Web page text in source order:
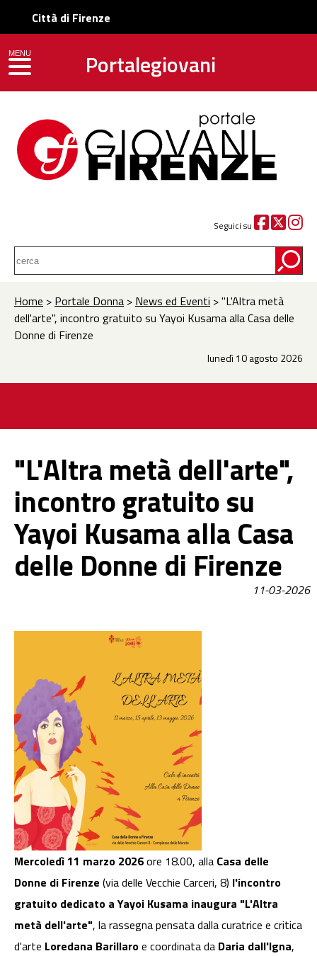
Città di Firenze
Portalegiovani
Seguici su
MENU
toggle navigation
Home > Portale Donna > News ed Eventi > "L'Altra metà
dell'arte", incontro gratuito su Yayoi Kusama alla Casa delle
Donne di Firenze
lunedì 10 agosto 2026
"L'Altra metà dell'arte",
incontro gratuito su
Yayoi Kusama alla Casa
delle Donne di Firenze
11-03-2026
Mercoledì 11 marzo 2026ore 18.00, alla Casa delle
Donne di Firenze (via delle Vecchie Carceri, 8) l'incontro
gratuito dedicato a Yayoi Kusama inaugura "L'Altra
metà dell'arte", la rassegna pensata dalla curatrice e critica
d'arte Loredana Barillaroe coordinata da Daria dall'Igna,